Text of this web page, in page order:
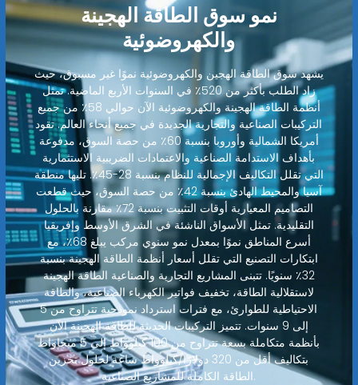
نمو سوق الطاقة الهجينة
والكهروضوئية
يشهد سوق الطاقة الهجين والكهروضوئية نموًا غير مسبوق، حيث
زاد الطلب بأكثر من 520٪ في السنوات الأربع الماضية. تمثل
أنظمة الطاقة الهجينة والكهروضوئية الآن حوالي 58٪ من جميع
التركيبات الصناعية والتجارية الجديدة في جميع أنحاء العالم. تقود
أمريكا الشمالية وأوروبا بنسبة 60٪ من حصة السوق، مدفوعة
بأهداف الاستدامة الصناعية والاعتمادات الضريبية الاستثمارية
التي تقلل التكاليف الإجمالية للنظام بنسبة 28-45٪. تليها منطقة
آسيا والمحيط الهادئ بنسبة 42٪ من حصة السوق، حيث قطعت
التصاميم المعيارية أوقات التثبيت بنسبة 72٪ مقارنة بالحلول
التقليدية. تمثل الأسواق الناشئة في الشرق الأوسط وإفريقيا
أسرع المناطق نموًا بمعدل نمو سنوي مركب يبلغ 68٪، مع
ابتكارات التصنيع التي تقلل أسعار أنظمة الطاقة الهجينة بنسبة
32٪ سنويًا. تتبنى المشاريع التجارية والصناعية الطاقة الهجينة
لاستقلالية الطاقة، تخفيف فواتير الكهرباء الصناعية، والطاقة
الاحتياطية للطوارئ، مع فترات استرداد نموذجية تتراوح من 5
إلى 9 سنوات. تتميز التركيبات الحديثة للطاقة الهجينة الآن
بأنظمة متكاملة بسعة تتراوح من 100 كيلوواط إلى 5 ميجاواط
بتكاليف أقل من 320 دولارًا/كيلوواط ساعة لحلول تخزين
الطاقة الكاملة للمشاريع الصناعية.